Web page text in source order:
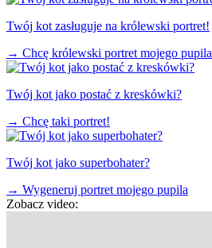
Twój kot zasługuje na królewski portret!
→ Chcę królewski portret mojego pupila
Twój kot jako postać z kreskówki?
→ Chcę taki portret!
Twój kot jako superbohater?
→ Wygeneruj portret mojego pupila
Zobacz video: